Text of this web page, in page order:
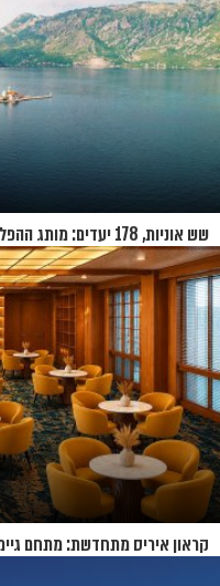
שש אוניות, 178 יעדים: מותג ההפלגות היוקרתי שמכוון להשתלט על קיץ 2028
קראון איריס מתחדשת: מתחם